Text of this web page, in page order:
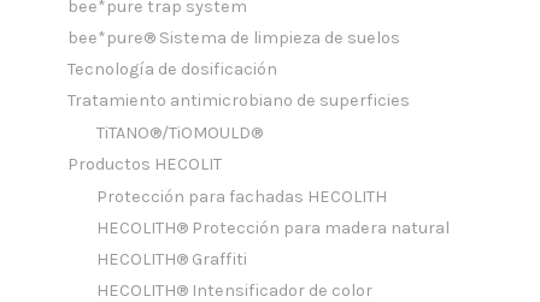
bee*pure trap system
bee*pure® Sistema de limpieza de suelos
Tecnología de dosificación
Tratamiento antimicrobiano de superficies
TiTANO®/TiOMOULD®
Productos HECOLIT
Protección para fachadas HECOLITH
HECOLITH® Protección para madera natural
HECOLITH® Graffiti
HECOLITH® Intensificador de color